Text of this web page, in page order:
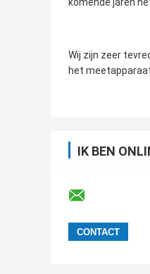
komende jaren
Wij zijn zeer
het
IK BEN